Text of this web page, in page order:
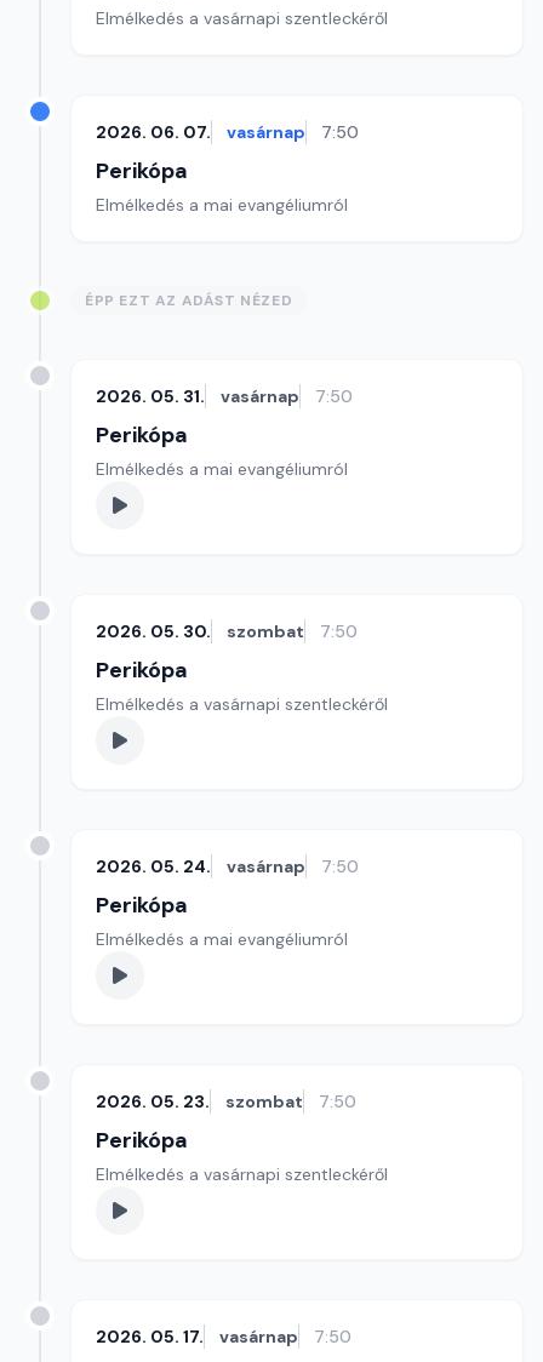
Elmélkedés a vasárnapi szentleckéről
2026. 06. 07. vasárnap 7:50
Perikópa
Elmélkedés a mai evangéliumról
ÉPP EZT AZ ADÁST NÉZED
2026. 05. 31. vasárnap 7:50
Perikópa
Elmélkedés a mai evangéliumról
2026. 05. 30. szombat 7:50
Perikópa
Elmélkedés a vasárnapi szentleckéről
2026. 05. 24. vasárnap 7:50
Perikópa
Elmélkedés a mai evangéliumról
2026. 05. 23. szombat 7:50
Perikópa
Elmélkedés a vasárnapi szentleckéről
2026. 05. 17. vasárnap 7:50